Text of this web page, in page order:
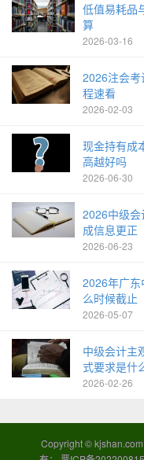
低值易耗品
算
2026-03-16
2026注会
程速看
2026-02-03
现金持有成
高越好吗
2026-06-30
2026中级
成信息更正
2026-06-23
2026年广
么时候截止
2026-05-07
中级会计主
式要求是什
2026-02-26
Copyright ©kjshan.com